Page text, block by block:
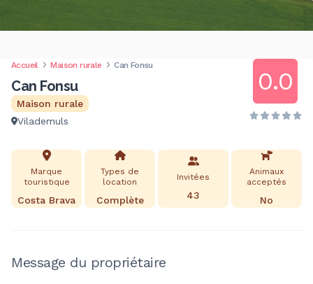
Accueil Maison rurale Can Fonsu
Can Fonsu
Maison rurale
Vilademuls
0.0
Marque
touristique
Costa Brava
Types de
location
Complète
Invitées
43
Animaux
acceptés
No
Message du propriétaire